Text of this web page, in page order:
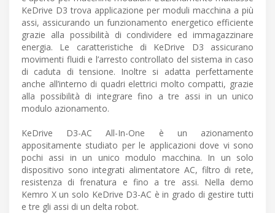
KeDrive D3 trova applicazione per moduli macchina a più
assi, assicurando un funzionamento energetico efficiente
grazie alla possibilità di condividere ed immagazzinare
energia. Le caratteristiche di KeDrive D3 assicurano
movimenti fluidi e l’arresto controllato del sistema in caso
di caduta di tensione. Inoltre si adatta perfettamente
anche all’interno di quadri elettrici molto compatti, grazie
alla possibilità di integrare fino a tre assi in un unico
modulo azionamento.
KeDrive D3-AC All-In-One è un azionamento
appositamente studiato per le applicazioni dove vi sono
pochi assi in un unico modulo macchina. In un solo
dispositivo sono integrati alimentatore AC, filtro di rete,
resistenza di frenatura e fino a tre assi. Nella demo
Kemro X un solo KeDrive D3-AC è in grado di gestire tutti
e tre gli assi di un delta robot.